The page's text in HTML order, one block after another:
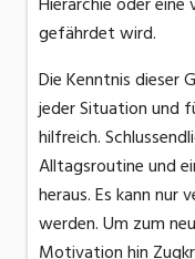
gefährdet wird.
Die Kenntnis dieser
jeder Situation und
hilfreich.
Alltagsroutine und
heraus. Es kann nur
werden. Um zum
Motivation hin